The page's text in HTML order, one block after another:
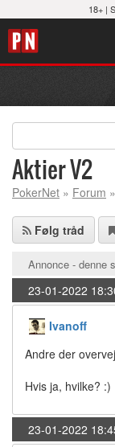
18+ |
Aktier V2
PokerNet » Forum »
Følg tråd
Annonce - denne
23-01-2022
Ivanoff
Andre der
Hvis ja, hvilke? :)
23-01-2022